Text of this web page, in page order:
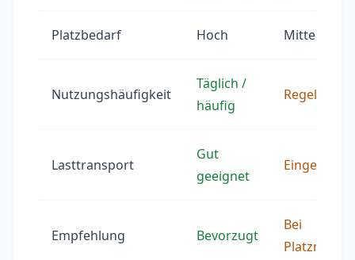
Platzbedarf Hoch Mittel
Nutzungshäufigkeit
Täglich /
häufig
Regelmäßig
Lasttransport
Gut
geeignet
Empfehlung Bevorzugt
Bei